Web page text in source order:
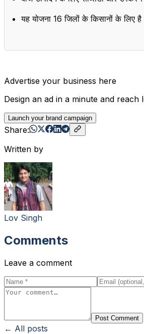
यह योजना 16 जिलों के किसानों के लिए
Advertise your business here
Design an ad in a minute and reach
Launch your brand campaign
Share:
Written by
Lov Singh
Comments
Leave a comment
Post Comment
← All posts